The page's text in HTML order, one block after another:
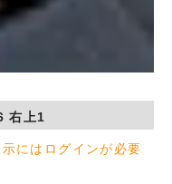
右上1
にはログインが必要